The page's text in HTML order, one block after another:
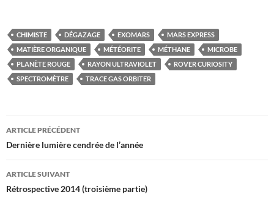
CHIMISTE DÉGAZAGE EXOMARS
MARS EXPRESS
MATIÈRE ORGANIQUE
MÉTÉORITE MÉTHANE
MICROBE
PLANÈTE ROUGE
RAYON ULTRAVIOLET
ROVER CURIOSITY
SPECTROMÈTRE
TRACE GAS ORBITER
Navigation
des
articles
ARTICLE PRÉCÉDENT
Dernière lumière cendrée de l’année
ARTICLE SUIVANT
Rétrospective 2014 (troisième partie)